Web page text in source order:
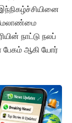
மேலாண்மை
நாட்டு நலப்
பேகம் ஆகி யோர்